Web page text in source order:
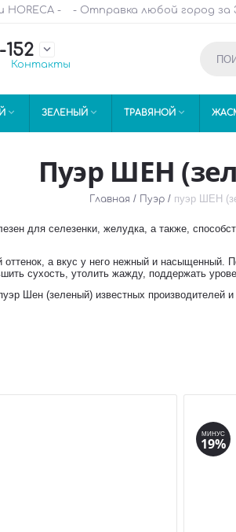
- - Отправка любой город за
152 
Контакты
 ЗЕЛЕНЫЙ  ТРАВЯНОЙ 
Пуэр ШЕН
Главная / Пуэр / пуэр ШЕН
для селезенки, желудка, а также,
а вкус у него нежный и насыщенный.
сухость, утолить жажду, поддержать
Шен (зеленый) известных производителей и
МИНУС
19%